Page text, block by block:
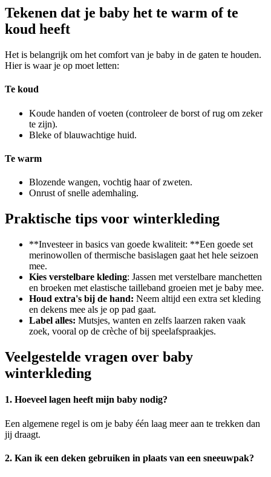
Tekenen dat je baby het te warm of te
koud heeft
Het is belangrijk om het comfort van je baby in de gaten te houden.
Hier is waar je op moet letten:
Te koud
Koude handen of voeten (controleer de borst of rug om zeker
te zijn).
Bleke of blauwachtige huid.
Te warm
Blozende wangen, vochtig haar of zweten.
Onrust of snelle ademhaling.
Praktische tips voor winterkleding
**Investeer in basics van goede kwaliteit: **Een goede set
merinowollen of thermische basislagen gaat het hele seizoen
mee.
Kies verstelbare kleding: Jassen met verstelbare manchetten
en broeken met elastische tailleband groeien met je baby mee.
Houd extra's bij de hand: Neem altijd een extra set kleding
en dekens mee als je op pad gaat.
Label alles: Mutsjes, wanten en zelfs laarzen raken vaak
zoek, vooral op de crèche of bij speelafspraakjes.
Veelgestelde vragen over baby
winterkleding
1. Hoeveel lagen heeft mijn baby nodig?
Een algemene regel is om je baby één laag meer aan te trekken dan
jij draagt.
2. Kan ik een deken gebruiken in plaats van een sneeuwpak?